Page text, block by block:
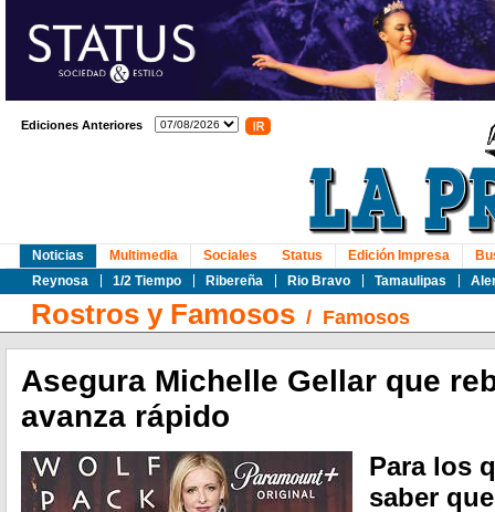
Ediciones Anteriores
Noticias
Reynosa
1/2 Tiempo Ribereña Rio Bravo Tamaulipas
Multimedia Sociales Status Edición Impresa
Rostros y Famosos / Famosos
Asegura Michelle Gellar que
avanza rápido
Para los
saber